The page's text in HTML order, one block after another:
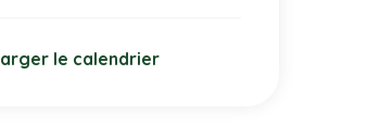
le calendrier